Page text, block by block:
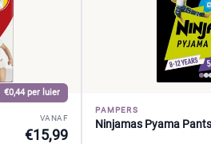
€0,44 per luier
VANAF
€15,99
PAMPERS
Ninjamas Pyama Pants